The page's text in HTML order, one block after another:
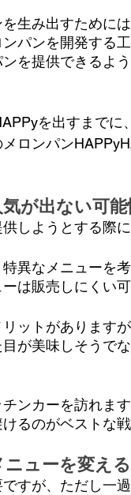
生み出すために
パンを開発する
を提供できるよ
を出すまで
ロンパン
が出ない可能
しようとする際
異なメニューを
は販売しにくい可
ットがあります
が美味しそうで
ンカーを訪れま
るのがベストな
ューを変え
すが、ただし一